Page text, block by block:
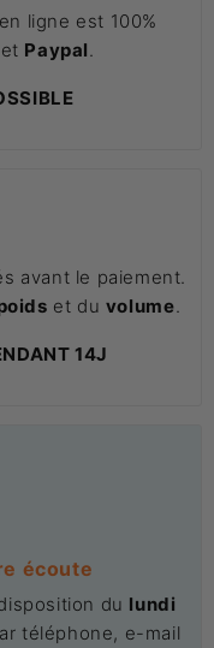
ligne est 100%
Paypal
avant le paiement.
et du volume
14J
écoute
du lundi
téléphone, e-mail